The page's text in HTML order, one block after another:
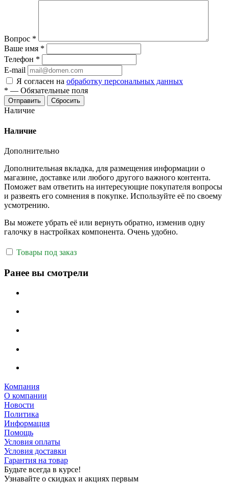
Вопрос *
Ваше имя *
Телефон *
E-mail
Я согласен на обработку персональных данных
* — Обязательные поля
Отправить Сбросить
Наличие
Наличие
Дополнительно
Дополнительная вкладка, для размещения информации о
магазине, доставке или любого другого важного контента.
Поможет вам ответить на интересующие покупателя вопросы
и развеять его сомнения в покупке. Используйте её по своему
усмотрению.
Вы можете убрать её или вернуть обратно, изменив одну
галочку в настройках компонента. Очень удобно.
Товары под заказ
Ранее вы смотрели
Компания
О компании
Новости
Политика
Информация
Помощь
Условия оплаты
Условия доставки
Гарантия на товар
Будьте всегда в курсе!
Узнавайте о скидках и акциях первым